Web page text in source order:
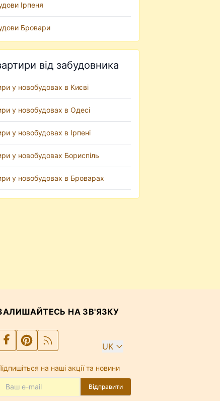
Ірпеня
Бровари
від забудовника
у новобудовах в Києві
у новобудовах в Одесі
у новобудовах в Ірпені
у новобудовах Бориспіль
у новобудовах в Броварах
НА ЗВ'ЯЗКУ
UK
на наші акції та новини
Відправити